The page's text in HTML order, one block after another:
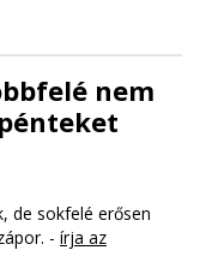
nem
de sokfelé erősen
- írja az